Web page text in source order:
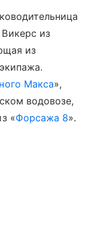
из
из
Макса»,
водовозе,
«Форсажа 8».